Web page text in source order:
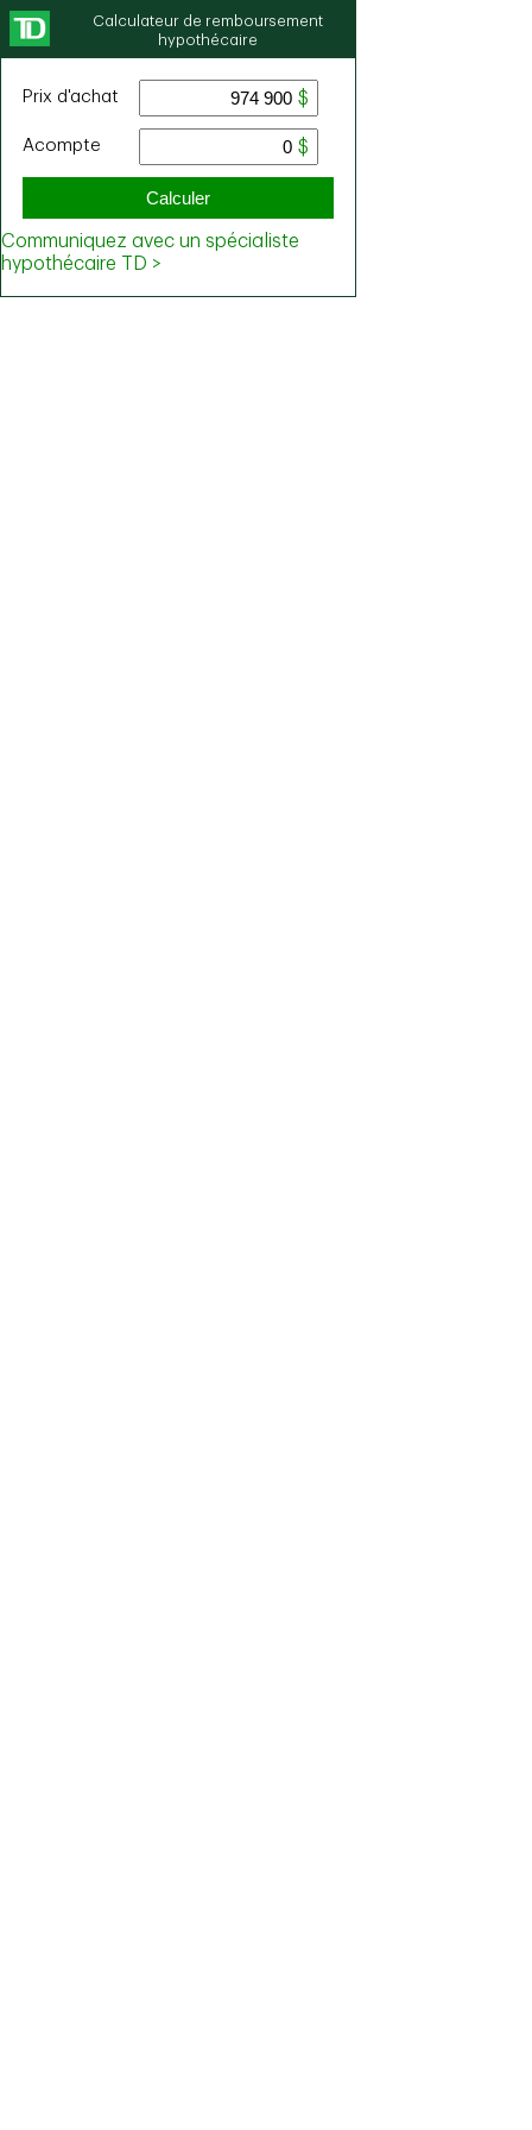
Calculateur de remboursement
hypothécaire
Prix ​​d'achat
Acompte
Calculer
Communiquez avec un spécialiste
hypothécaire TD >